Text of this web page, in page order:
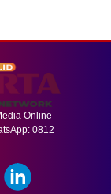
Online
0812